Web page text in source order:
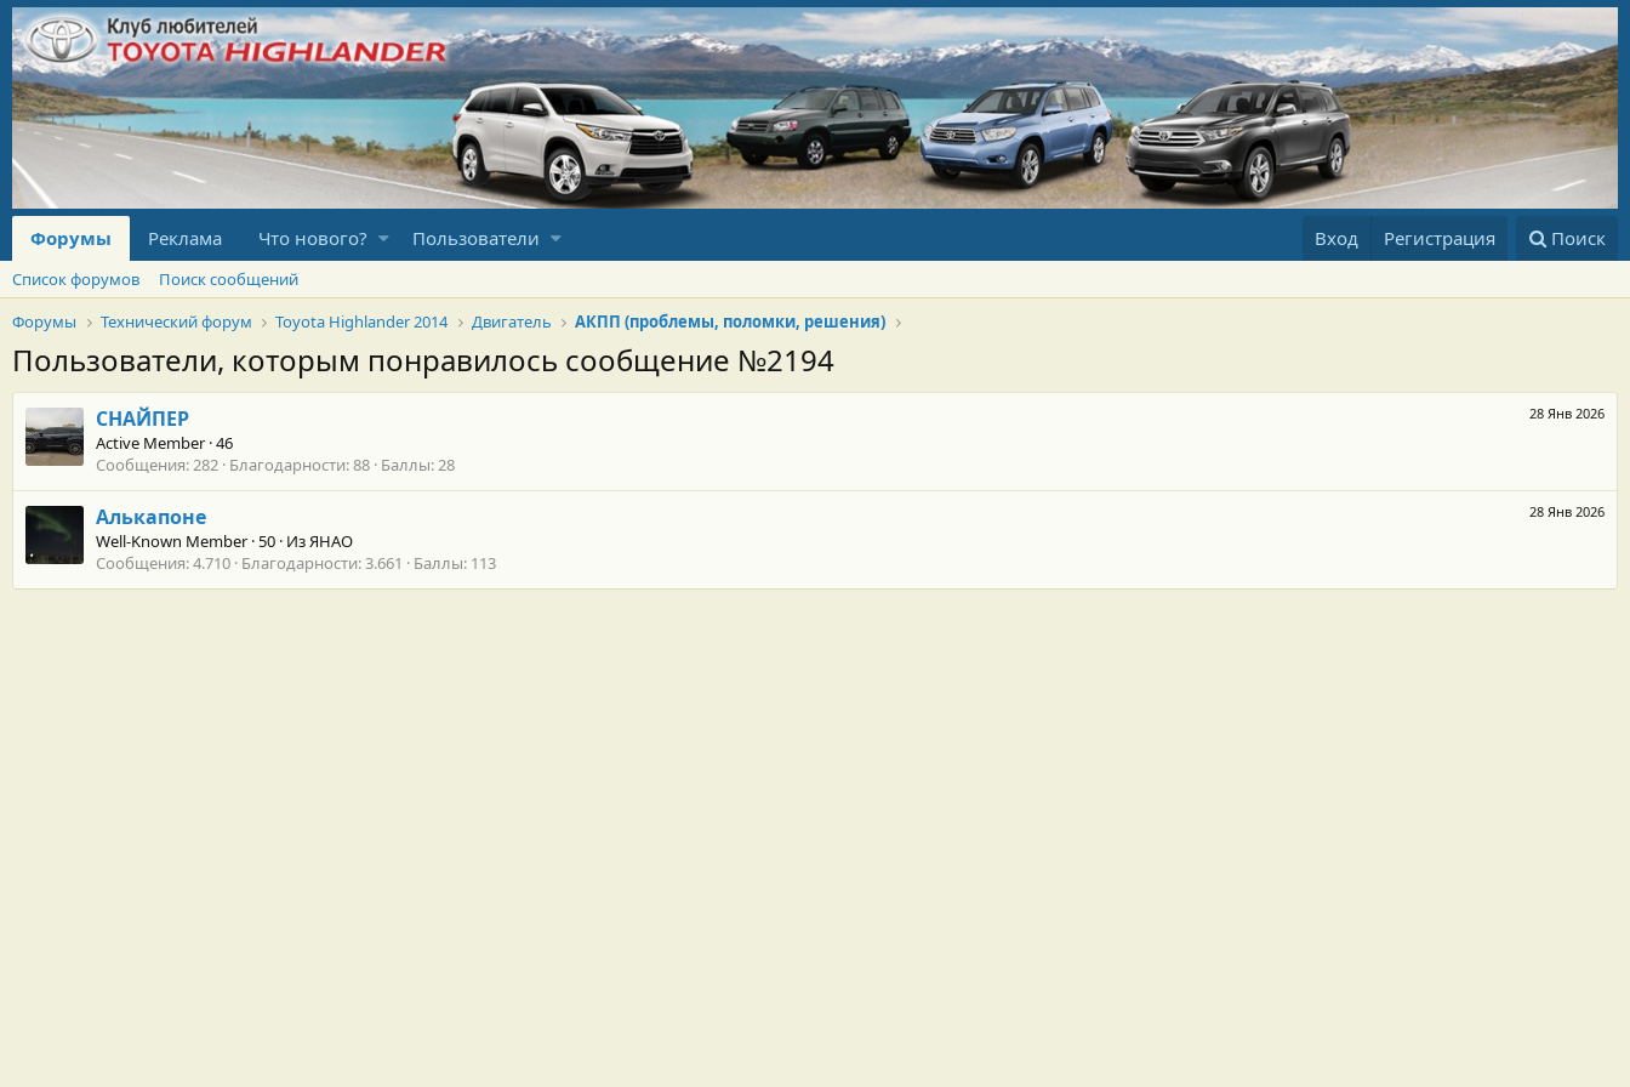
Форумы Реклама Что нового? Пользователи Вход Регистрация Поиск
Список форумов
Поиск сообщений
Форумы
Технический форум Toyota Highlander 2014 Двигатель АКПП (проблемы, поломки, решения)
Пользователи, которым понравилось сообщение №2194
28 Янв 2026
СНАЙПЕР
Active Member ·46
Сообщения 282 Благодарности 88 Баллы 28
28 Янв 2026
Алькапоне
Well-Known Member ·50 · ИзЯНАО
Сообщения 4.710 Благодарности 3.661 Баллы 113